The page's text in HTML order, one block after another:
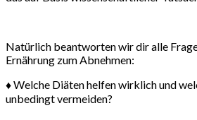
Natürlich beantworten wir dir alle
Ernährung zum Abnehmen:
♦ Welche Diäten helfen wirklich und
unbedingt vermeiden?